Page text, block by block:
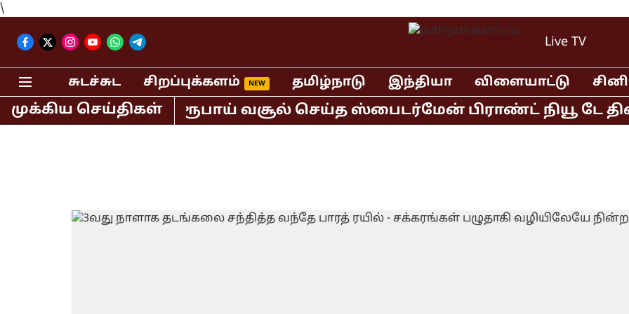
\
Live TV
சுடச்சுட சிறப்புக்களம் தமிழ்நாடு இந்தியா விளையாட்டு
முக்கிய செய்திகள்
மட்டும் 400 கோடி ரூபாய் வசூல் செய்த ஸ்பைடர்மேன் பிராண்ட் நியூ டே